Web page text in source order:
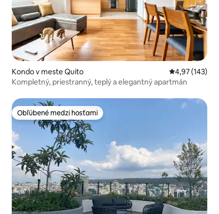
Kondo v meste Quito Priemerné
4,97 (143)
Kompletný, priestranný, teplý a elegantný apartmán
Obľúbené medzi hosťami
Obľúbené medzi hosťami